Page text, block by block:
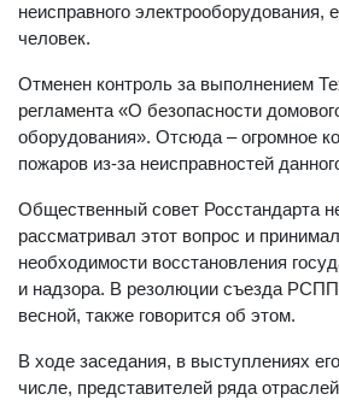
неисправного электрооборудования,
человек.
Отменен контроль за выполнением
регламента «О безопасности
оборудования». Отсюда – огромное
пожаров из-за неисправностей
Общественный совет Росстандарта
рассматривал этот вопрос и
необходимости восстановления
и надзора. В резолюции съезда
весной, также говорится об этом.
В ходе заседания, в выступлениях
числе, представителей ряда